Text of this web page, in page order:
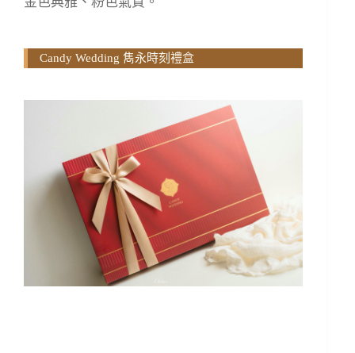
Candy Wedding 雋永時刻禮盒